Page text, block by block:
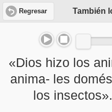
Regresar También
«Dios hizo los
anima- les
los